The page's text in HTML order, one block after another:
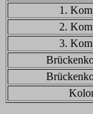
1.
2.
3.